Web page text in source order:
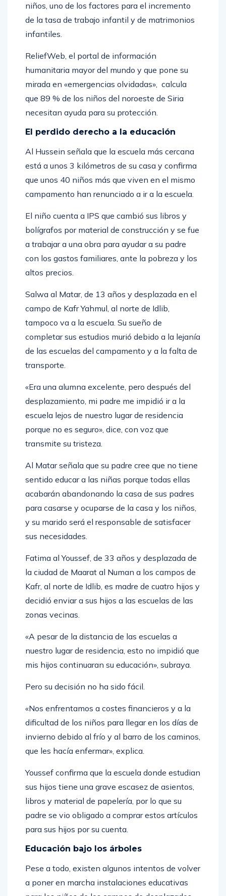
niños, uno de los factores para el incremento
de la tasa de trabajo infantil y de matrimonios
infantiles.
ReliefWeb, el portal de información
humanitaria mayor del mundo y que pone su
mirada en «emergencias olvidadas», calcula
que 89 % de los niños del noroeste de Siria
necesitan ayuda para su protección.
El perdido derecho a la educación
Al Hussein señala que la escuela más cercana
está a unos 3 kilómetros de su casa y confirma
que unos 40 niños más que viven en el mismo
campamento han renunciado a ir a la escuela.
El niño cuenta a IPS que cambió sus libros y
bolígrafos por material de construcción y se fue
a trabajar a una obra para ayudar a su padre
con los gastos familiares, ante la pobreza y los
altos precios.
Salwa al Matar, de 13 años y desplazada en el
campo de Kafr Yahmul, al norte de Idlib,
tampoco va a la escuela. Su sueño de
completar sus estudios murió debido a la lejanía
de las escuelas del campamento y a la falta de
transporte.
«Era una alumna excelente, pero después del
desplazamiento, mi padre me impidió ir a la
escuela lejos de nuestro lugar de residencia
porque no es seguro», dice, con voz que
transmite su tristeza.
Al Matar señala que su padre cree que no tiene
sentido educar a las niñas porque todas ellas
acabarán abandonando la casa de sus padres
para casarse y ocuparse de la casa y los niños,
y su marido será el responsable de satisfacer
sus necesidades.
Fatima al Youssef, de 33 años y desplazada de
la ciudad de Maarat al Numan a los campos de
Kafr, al norte de Idlib, es madre de cuatro hijos y
decidió enviar a sus hijos a las escuelas de las
zonas vecinas.
«A pesar de la distancia de las escuelas a
nuestro lugar de residencia, esto no impidió que
mis hijos continuaran su educación», subraya.
Pero su decisión no ha sido fácil.
«Nos enfrentamos a costes financieros y a la
dificultad de los niños para llegar en los días de
invierno debido al frío y al barro de los caminos,
que les hacía enfermar», explica.
Youssef confirma que la escuela donde estudian
sus hijos tiene una grave escasez de asientos,
libros y material de papelería, por lo que su
padre se vio obligado a comprar estos artículos
para sus hijos por su cuenta.
Educación bajo los árboles
Pese a todo, existen algunos intentos de volver
a poner en marcha instalaciones educativas